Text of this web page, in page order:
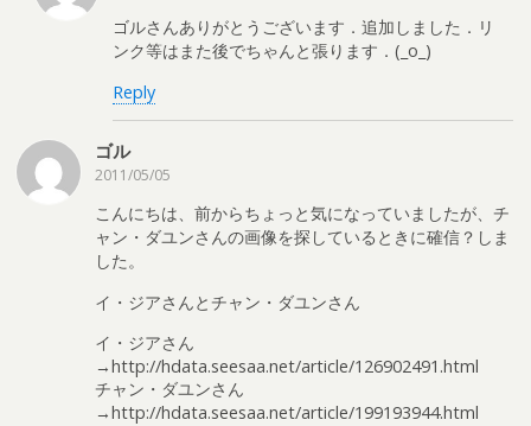
ゴルさんありがとうございます．追加しました．リ
ンク等はまた後でちゃんと張ります．(_o_)
Reply
ゴル
2011/05/05
こんにちは、前からちょっと気になっていましたが、チ
ャン・ダユンさんの画像を探しているときに確信？しま
した。
イ・ジアさんとチャン・ダユンさん
イ・ジアさん
→http://hdata.seesaa.net/article/126902491.html
チャン・ダユンさん
→http://hdata.seesaa.net/article/199193944.html